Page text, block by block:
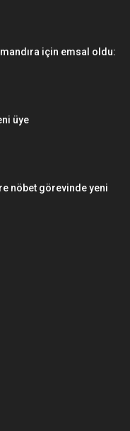
için emsal oldu:
üye
nöbet görevinde yeni